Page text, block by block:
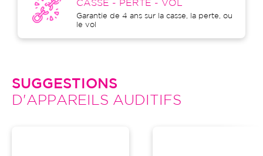
CASSE - PERTE - VOL
Garantie de 4 ans sur la casse, la perte, ou
le vol
SUGGESTIONS
D'APPAREILS AUDITIFS